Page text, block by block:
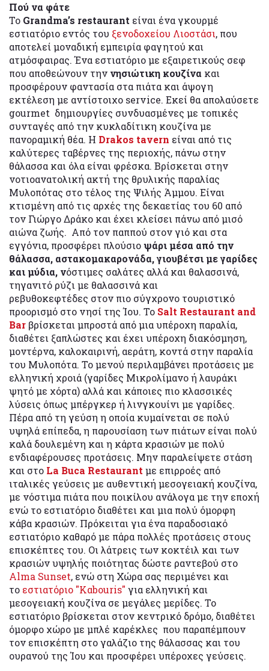
Πού να φάτε
To Grandma’s restaurant είναι ένα γκουρμέ
εστιατόριο εντός του ξενοδοχείου Λιοστάσι, που
αποτελεί μοναδική εμπειρία φαγητού και
ατμόσφαιρας. Ένα εστιατόριο με εξαιρετικούς σεφ
που αποθεώνουν την νησιώτικη κουζίνα και
προσφέρουν φαντασία στα πιάτα και άψογη
εκτέλεση με αντίστοιχο service. Εκεί θα απολαύσετε
gourmet δημιουργίες συνδυασμένες με τοπικές
συνταγές από την κυκλαδίτικη κουζίνα με
πανοραμική θέα. H Drakos tavern είναι από τις
καλύτερες ταβέρνες της περιοχής, πάνω στην
θάλασσα και όλα είναι φρέσκα. Βρίσκεται στην
νοτιοανατολική ακτή της θρυλικής παραλίας
Μυλοπότας στο τέλος της Ψιλής Άμμου. Είναι
κτισμένη από τις αρχές της δεκαετίας του 60 από
τον Γιώργο Δράκο και έχει κλείσει πάνω από μισό
αιώνα ζωής. Από τον παππού στον γιό και στα
εγγόνια, προσφέρει πλούσιοψάρι μέσα από την
θάλασσα, αστακομακαρονάδα, γιουβέτσι με γαρίδες
και μύδια, νόστιμες σαλάτες αλλά και θαλασσινά,
τηγανιτό ρύζι με θαλασσινά και
ρεβυθοκεφτέδες στον πιο σύγχρονο τουριστικό
προορισμό στο νησί της Ίου. Το Salt Restaurant and
Bar βρίσκεται μπροστά από μια υπέροχη παραλία,
διαθέτει ξαπλώστες και έχει υπέροχη διακόσμηση,
μοντέρνα, καλοκαιρινή, αεράτη, κοντά στην παραλία
του Μυλοπότα. Το μενού περιλαμβάνει προτάσεις με
ελληνική χροιά (γαρίδες Μικρολίμανο ή λαυράκι
ψητό με χόρτα) αλλά και κάποιες πιο κλασσικές
λύσεις όπως μπέργκερ ή λινγκουίνι με γαρίδες.
Πέρα από τη γεύση η οποία κυμαίνεται σε πολύ
υψηλά επίπεδα, η παρουσίαση των πιάτων είναι πολύ
καλά δουλεμένη και η κάρτα κρασιών με πολύ
ενδιαφέρουσες προτάσεις. Μην παραλείψετε στάση
και στο La Buca Restaurant με επιρροές από
ιταλικές γεύσεις με αυθεντική μεσογειακή κουζίνα,
με νόστιμα πιάτα που ποικίλου ανάλογα με την εποχή
ενώ το εστιατόριο διαθέτει και μια πολύ όμορφη
κάβα κρασιών. Πρόκειται για ένα παραδοσιακό
εστιατόριο καθαρό με πάρα πολλές προτάσεις στους
επισκέπτες του. Οι λάτρεις των κοκτέιλ και των
κρασιών υψηλής ποιότητας δώστε ραντεβού στο
Alma Sunset, ενώ στη Χώρα σας περιμένει και
το εστιατόριο "Καbouris" για ελληνική και
μεσογειακή κουζίνα σε μεγάλες μερίδες. Το
εστιατόριο βρίσκεται στον κεντρικό δρόμο, διαθέτει
όμορφο χώρο με μπλέ καρέκλες που παραπέμπουν
τον επισκέπτη στο γαλάζιο της θάλασσας και του
ουρανού της Ίου και προσφέρει υπέροχες γεύσεις.